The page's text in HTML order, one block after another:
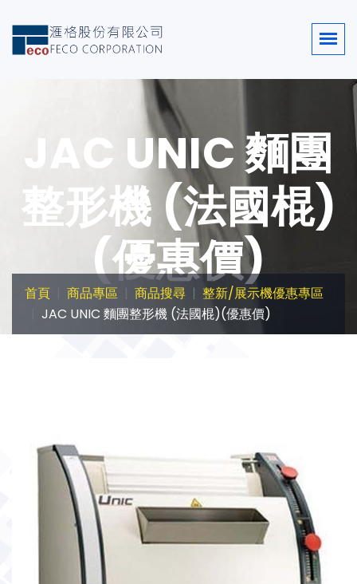
JAC UNIC 麵團
整形機 (法國棍)
(優惠價)
首頁 商品專區 商品搜尋
整新/展示機優惠專區
JAC UNIC 麵團整形機 (法國棍)(優惠價)